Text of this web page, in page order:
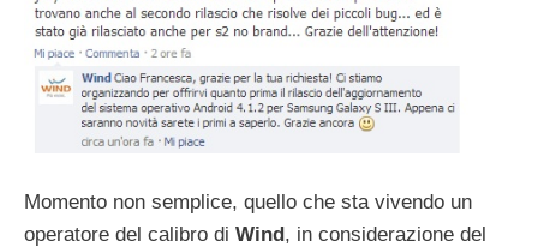
Momento non semplice, quello che sta vivendo un
operatore del calibro di Wind, in considerazione del